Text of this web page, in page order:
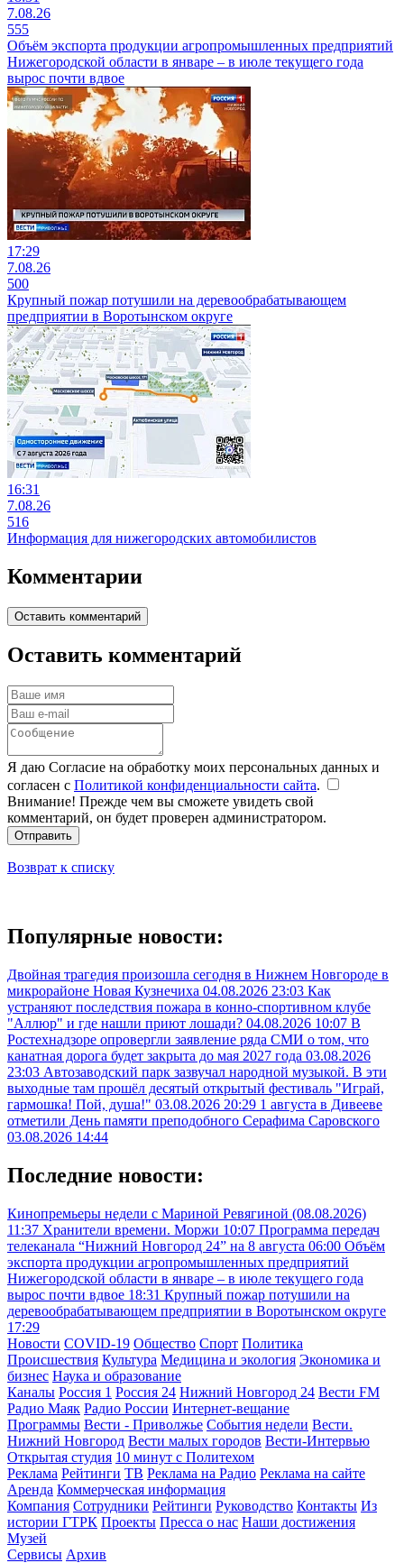
7.08.26
555
Объём экспорта продукции агропромышленных предприятий
Нижегородской области в январе – в июле текущего года
вырос почти вдвое
17:29
7.08.26
500
Крупный пожар потушили на деревообрабатывающем
предприятии в Воротынском округе
16:31
7.08.26
516
Информация для нижегородских автомобилистов
Комментарии
Оставить комментарий
Оставить комментарий
Я даю Согласие на обработку моих персональных данных и
согласен с Политикой конфиденциальности сайта.
Внимание! Прежде чем вы сможете увидеть свой
комментарий, он будет проверен администратором.
Отправить
Возврат к списку
Популярные новости:
Двойная трагедия произошла сегодня в Нижнем Новгороде в
микрорайоне Новая Кузнечиха 04.08.2026 23:03 Как
устраняют последствия пожара в конно-спортивном клубе
"Аллюр" и где нашли приют лошади? 04.08.2026 10:07 В
Ростехнадзоре опровергли заявление ряда СМИ о том, что
канатная дорога будет закрыта до мая 2027 года 03.08.2026
23:03 Автозаводский парк зазвучал народной музыкой. В эти
выходные там прошёл десятый открытый фестиваль "Играй,
гармошка! Пой, душа!" 03.08.2026 20:29 1 августа в Дивееве
отметили День памяти преподобного Серафима Саровского
03.08.2026 14:44
Последние новости:
Кинопремьеры недели с Мариной Ревягиной (08.08.2026)
11:37 Хранители времени. Моржи 10:07 Программа передач
телеканала “Нижний Новгород 24” на 8 августа 06:00 Объём
экспорта продукции агропромышленных предприятий
Нижегородской области в январе – в июле текущего года
вырос почти вдвое 18:31 Крупный пожар потушили на
деревообрабатывающем предприятии в Воротынском округе
17:29
Новости COVID-19 Общество Спорт Политика
Происшествия Культура Медицина и экология Экономика и
бизнес Наука и образование
Каналы Россия 1 Россия 24 Нижний Новгород 24 Вести FM
Радио Маяк Радио России Интернет-вещание
Программы Вести - Приволжье События недели Вести.
Нижний Новгород Вести малых городов Вести-Интервью
Открытая студия 10 минут с Политехом
Реклама Рейтинги ТВ Реклама на Радио Реклама на сайте
Аренда Коммерческая информация
Компания Сотрудники Рейтинги Руководство Контакты Из
истории ГТРК Проекты Пресса о нас Наши достижения
Музей
Сервисы Архив